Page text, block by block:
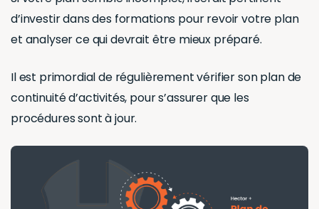
d’investir dans des formations pour revoir votre plan
et analyser ce qui devrait être mieux préparé.
Il est primordial de régulièrement vérifier son plan de
continuité d’activités, pour s’assurer que les
procédures sont à jour.